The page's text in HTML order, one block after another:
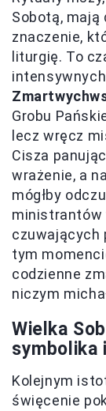
Sobotą, mają
znaczenie,
liturgię. To
Grobu
lecz wręcz
Cisza
wrażenie, a
mógłby
ministrantów
czuwających
tym
codzienne
niczym
Wielka
symbolika
Kolejnym
święcenie